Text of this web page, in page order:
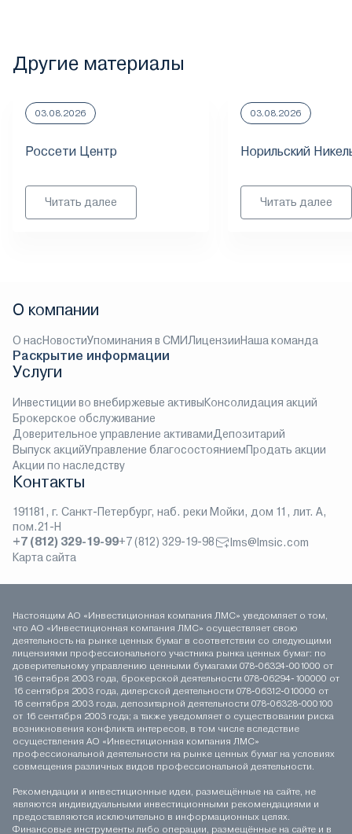
Другие материалы
03.08.2026
Россети Центр
Читать далее
03.08.2026
Норильский
Читать далее
О компании
О насНовостиУпоминания в СМИЛицензииНаша команда
Раскрытие информации
Услуги
Инвестиции во внебиржевые активыКонсолидация акций
Брокерское обслуживание
Доверительное управление активамиДепозитарий
Выпуск акцийУправление благосостояниемПродать акции
Акции по наследству
Контакты
191181, г. Санкт-Петербург, наб. реки Мойки, дом 11, лит. А,
пом.21-Н
+7 (812) 329-19-99+7 (812) 329-19-98
lms@lmsic.com
Карта сайта
Настоящим АО «Инвестиционная компания ЛМС» уведомляет о том,
что АО «Инвестиционная компания ЛМС» осуществляет свою
деятельность на рынке ценных бумаг в соответствии со следующими
лицензиями профессионального участника рынка ценных бумаг: по
доверительному управлению ценными бумагами 078-06324-001000 от
16 сентября 2003 года, брокерской деятельности 078-06294-100000 от
16 сентября 2003 года, дилерской деятельности 078-06312-010000 от
16 сентября 2003 года, депозитарной деятельности 078-06328-000100
от 16 сентября 2003 года; а также уведомляет о существовании риска
возникновения конфликта интересов, в том числе вследствие
осуществления АО «Инвестиционная компания ЛМС»
профессиональной деятельности на рынке ценных бумаг на условиях
совмещения различных видов профессиональной деятельности.
Рекомендации и инвестиционные идеи, размещённые на сайте, не
являются индивидуальными инвестиционными рекомендациями и
предоставляются исключительно в информационных целях.
Финансовые инструменты либо операции, размещённые на сайте и в